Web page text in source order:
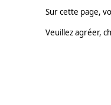
Sur cette page,
Veuillez agréer,